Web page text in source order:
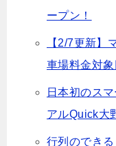
ープン！
【2/7更新】
車場料金対象
日本初のス
アルQuick大
行列のでき